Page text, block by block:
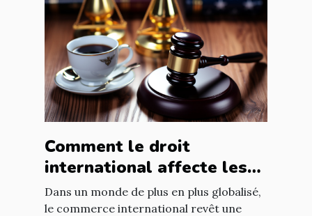
Comment le droit
international affecte les
accords commerciaux
Dans un monde de plus en plus globalisé,
le commerce international revêt une